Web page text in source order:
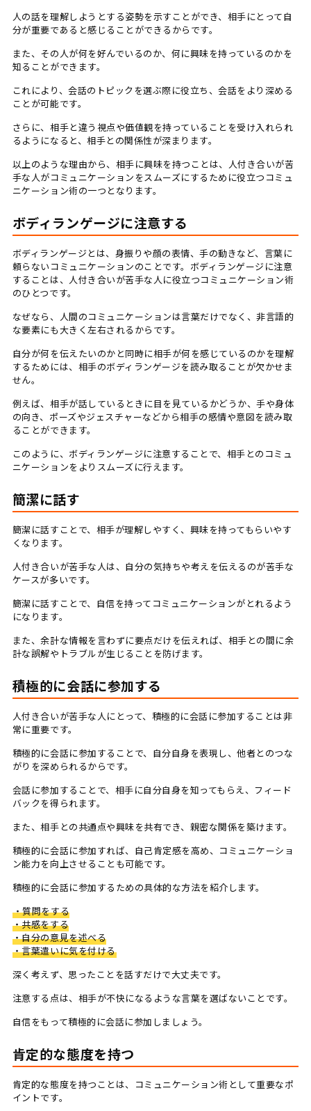
人の話を理解しようとする姿勢を示すことができ、相手にとって自
分が重要であると感じることができるからです。
また、その人が何を好んでいるのか、何に興味を持っているのかを
知ることができます。
これにより、会話のトピックを選ぶ際に役立ち、会話をより深める
ことが可能です。
さらに、相手と違う視点や価値観を持っていることを受け入れられ
るようになると、相手との関係性が深まります。
以上のような理由から、相手に興味を持つことは、人付き合いが苦
手な人がコミュニケーションをスムーズにするために役立つコミュ
ニケーション術の一つとなります。
ボディランゲージに注意する
ボディランゲージとは、身振りや顔の表情、手の動きなど、言葉に
頼らないコミュニケーションのことです。ボディランゲージに注意
することは、人付き合いが苦手な人に役立つコミュニケーション術
のひとつです。
なぜなら、人間のコミュニケーションは言葉だけでなく、非言語的
な要素にも大きく左右されるからです。
自分が何を伝えたいのかと同時に相手が何を感じているのかを理解
するためには、相手のボディランゲージを読み取ることが欠かせま
せん。
例えば、相手が話しているときに目を見ているかどうか、手や身体
の向き、ポーズやジェスチャーなどから相手の感情や意図を読み取
ることができます。
このように、ボディランゲージに注意することで、相手とのコミュ
ニケーションをよりスムーズに行えます。
簡潔に話す
簡潔に話すことで、相手が理解しやすく、興味を持ってもらいやす
くなります。
人付き合いが苦手な人は、自分の気持ちや考えを伝えるのが苦手な
ケースが多いです。
簡潔に話すことで、自信を持ってコミュニケーションがとれるよう
になります。
また、余計な情報を言わずに要点だけを伝えれば、相手との間に余
計な誤解やトラブルが生じることを防げます。
積極的に会話に参加する
人付き合いが苦手な人にとって、積極的に会話に参加することは非
常に重要です。
積極的に会話に参加することで、自分自身を表現し、他者とのつな
がりを深められるからです。
会話に参加することで、相手に自分自身を知ってもらえ、フィード
バックを得られます。
また、相手との共通点や興味を共有でき、親密な関係を築けます。
積極的に会話に参加すれば、自己肯定感を高め、コミュニケーショ
ン能力を向上させることも可能です。
積極的に会話に参加するための具体的な方法を紹介します。
・質問をする
・共感をする
・自分の意見を述べる
・言葉遣いに気を付ける
深く考えず、思ったことを話すだけで大丈夫です。
注意する点は、相手が不快になるような言葉を選ばないことです。
自信をもって積極的に会話に参加しましょう。
肯定的な態度を持つ
肯定的な態度を持つことは、コミュニケーション術として重要なポ
イントです。